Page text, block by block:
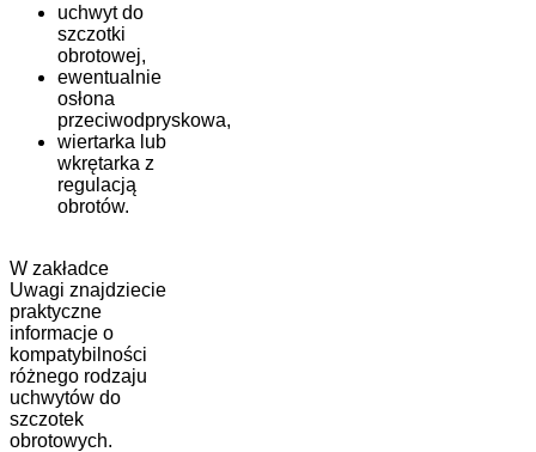
uchwyt do
szczotki
obrotowej,
ewentualnie
osłona
przeciwodpryskowa,
wiertarka lub
wkrętarka z
regulacją
obrotów.
W zakładce
Uwagi znajdziecie
praktyczne
informacje o
kompatybilności
różnego rodzaju
uchwytów do
szczotek
obrotowych.